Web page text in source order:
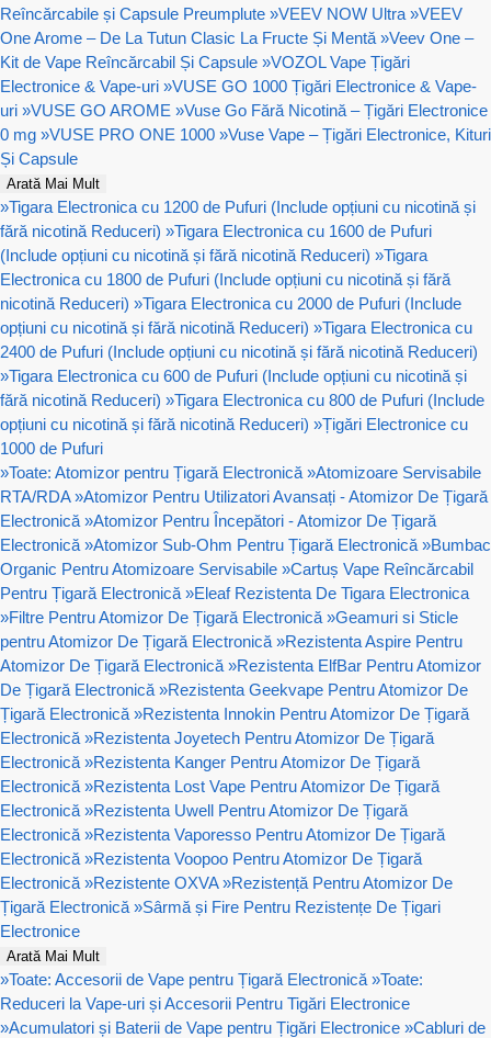
Reîncărcabile și Capsule Preumplute »VEEV NOW Ultra »VEEV
One Arome – De La Tutun Clasic La Fructe Și Mentă »Veev One –
Kit de Vape Reîncărcabil Și Capsule »VOZOL Vape Țigări
Electronice & Vape-uri »VUSE GO 1000 Țigări Electronice & Vape-
uri »VUSE GO AROME »Vuse Go Fără Nicotină – Țigări Electronice
0 mg »VUSE PRO ONE 1000 »Vuse Vape – Țigări Electronice, Kituri
Și Capsule
Arată Mai Mult
»Tigara Electronica cu 1200 de Pufuri (Include opțiuni cu nicotină și
fără nicotină Reduceri) »Tigara Electronica cu 1600 de Pufuri
(Include opțiuni cu nicotină și fără nicotină Reduceri) »Tigara
Electronica cu 1800 de Pufuri (Include opțiuni cu nicotină și fără
nicotină Reduceri) »Tigara Electronica cu 2000 de Pufuri (Include
opțiuni cu nicotină și fără nicotină Reduceri) »Tigara Electronica cu
2400 de Pufuri (Include opțiuni cu nicotină și fără nicotină Reduceri)
»Tigara Electronica cu 600 de Pufuri (Include opțiuni cu nicotină și
fără nicotină Reduceri) »Tigara Electronica cu 800 de Pufuri (Include
opțiuni cu nicotină și fără nicotină Reduceri) »Țigări Electronice cu
1000 de Pufuri
»Toate: Atomizor pentru Țigară Electronică »Atomizoare Servisabile
RTA/RDA »Atomizor Pentru Utilizatori Avansați - Atomizor De Țigară
Electronică »Atomizor Pentru Începători - Atomizor De Țigară
Electronică »Atomizor Sub-Ohm Pentru Țigară Electronică »Bumbac
Organic Pentru Atomizoare Servisabile »Cartuș Vape Reîncărcabil
Pentru Țigară Electronică »Eleaf Rezistenta De Tigara Electronica
»Filtre Pentru Atomizor De Țigară Electronică »Geamuri si Sticle
pentru Atomizor De Țigară Electronică »Rezistenta Aspire Pentru
Atomizor De Țigară Electronică »Rezistenta ElfBar Pentru Atomizor
De Țigară Electronică »Rezistenta Geekvape Pentru Atomizor De
Țigară Electronică »Rezistenta Innokin Pentru Atomizor De Țigară
Electronică »Rezistenta Joyetech Pentru Atomizor De Țigară
Electronică »Rezistenta Kanger Pentru Atomizor De Țigară
Electronică »Rezistenta Lost Vape Pentru Atomizor De Țigară
Electronică »Rezistenta Uwell Pentru Atomizor De Țigară
Electronică »Rezistenta Vaporesso Pentru Atomizor De Țigară
Electronică »Rezistenta Voopoo Pentru Atomizor De Țigară
Electronică »Rezistente OXVA »Rezistență Pentru Atomizor De
Țigară Electronică »Sârmă și Fire Pentru Rezistențe De Țigari
Electronice
Arată Mai Mult
»Toate: Accesorii de Vape pentru Țigară Electronică »Toate:
Reduceri la Vape-uri și Accesorii Pentru Tigări Electronice
»Acumulatori și Baterii de Vape pentru Țigări Electronice »Cabluri de